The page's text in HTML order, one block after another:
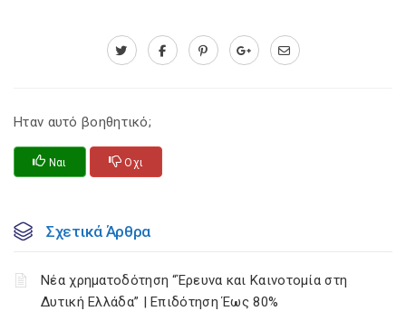
Ηταν αυτό βοηθητικό;
Ναι Οχι
Σχετικά Άρθρα
Νέα χρηματοδότηση “Έρευνα και Καινοτομία στη
Δυτική Ελλάδα” | Επιδότηση Έως 80%